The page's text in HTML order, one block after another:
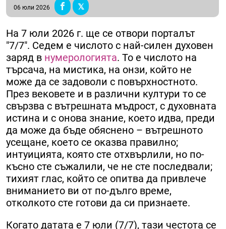
06 юли 2026
На 7 юли 2026 г. ще се отвори порталът
"7/7". Седем е числото с най-силен духовен
заряд в нумерологията. То е числото на
търсача, на мистика, на онзи, който не
може да се задоволи с повърхностното.
През вековете и в различни култури то се
свързва с вътрешната мъдрост, с духовната
истина и с онова знание, което идва, преди
да може да бъде обяснено – вътрешното
усещане, което се оказва правилно;
интуицията, която сте отхвърлили, но по-
късно сте съжалили, че не сте последвали;
тихият глас, който се опитва да привлече
вниманието ви от по-дълго време,
отколкото сте готови да си признаете.
Когато датата е 7 юли (7/7), тази честота се